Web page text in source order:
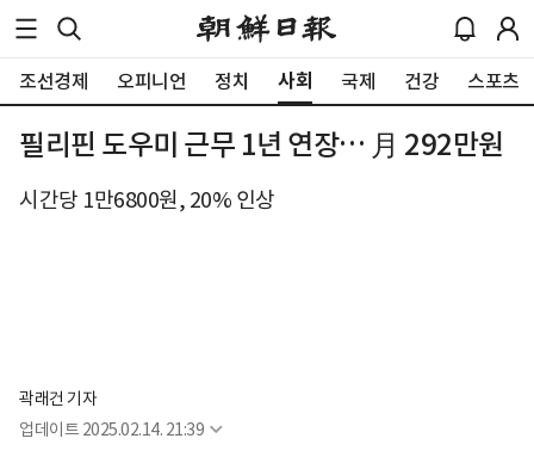
조선경제 오피니언 정치 사회 국제 건강 스포츠
필리핀 도우미 근무 1년 연장… 月 292만원
시간당 1만6800원, 20% 인상
곽래건 기자
업데이트 2025.02.14. 21:39